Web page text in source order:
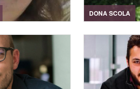
DONA SCOLA